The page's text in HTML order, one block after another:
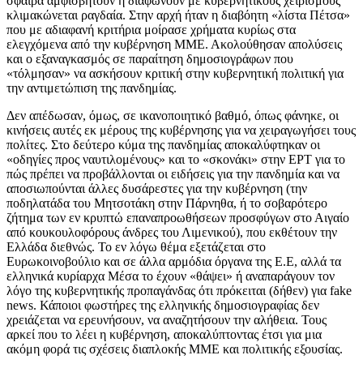
κλιμακώνεται ραγδαία. Στην αρχή ήταν η διαβόητη «λίστα Πέτσα»
που με αδιαφανή κριτήρια μοίρασε χρήματα κυρίως στα
ελεγχόμενα από την κυβέρνηση ΜΜΕ. Ακολούθησαν απολύσεις
και ο εξαναγκασμός σε παραίτηση δημοσιογράφων που
«τόλμησαν» να ασκήσουν κριτική στην κυβερνητική πολιτική για
την αντιμετώπιση της πανδημίας.
Δεν απέδωσαν, όμως, σε ικανοποιητικό βαθμό, όπως φάνηκε, οι
κινήσεις αυτές εκ μέρους της κυβέρνησης για να χειραγωγήσει τους
πολίτες. Στο δεύτερο κύμα της πανδημίας αποκαλύφτηκαν οι
«οδηγίες προς ναυτιλομένους» και το «σκονάκι» στην ΕΡΤ για το
πώς πρέπει να προβάλλονται οι ειδήσεις για την πανδημία και να
αποσιωπούνται άλλες δυσάρεστες για την κυβέρνηση (την
ποδηλατάδα του Μητσοτάκη στην Πάρνηθα, ή το σοβαρότερο
ζήτημα των εν κρυπτώ επαναπροωθήσεων προσφύγων στο Αιγαίο
από κουκουλοφόρους άνδρες του Λιμενικού), που εκθέτουν την
Ελλάδα διεθνώς. Το εν λόγω θέμα εξετάζεται στο
Ευρωκοινοβούλιο και σε άλλα αρμόδια όργανα της Ε.Ε, αλλά τα
ελληνικά κυρίαρχα Μέσα το έχουν «θάψει» ή αναπαράγουν τον
λόγο της κυβερνητικής προπαγάνδας ότι πρόκειται (δήθεν) για fake
news. Κάποιοι φωστήρες της ελληνικής δημοσιογραφίας δεν
χρειάζεται να ερευνήσουν, να αναζητήσουν την αλήθεια. Τους
αρκεί που το λέει η κυβέρνηση, αποκαλύπτοντας έτσι για μια
ακόμη φορά τις σχέσεις διαπλοκής ΜΜΕ και πολιτικής εξουσίας.